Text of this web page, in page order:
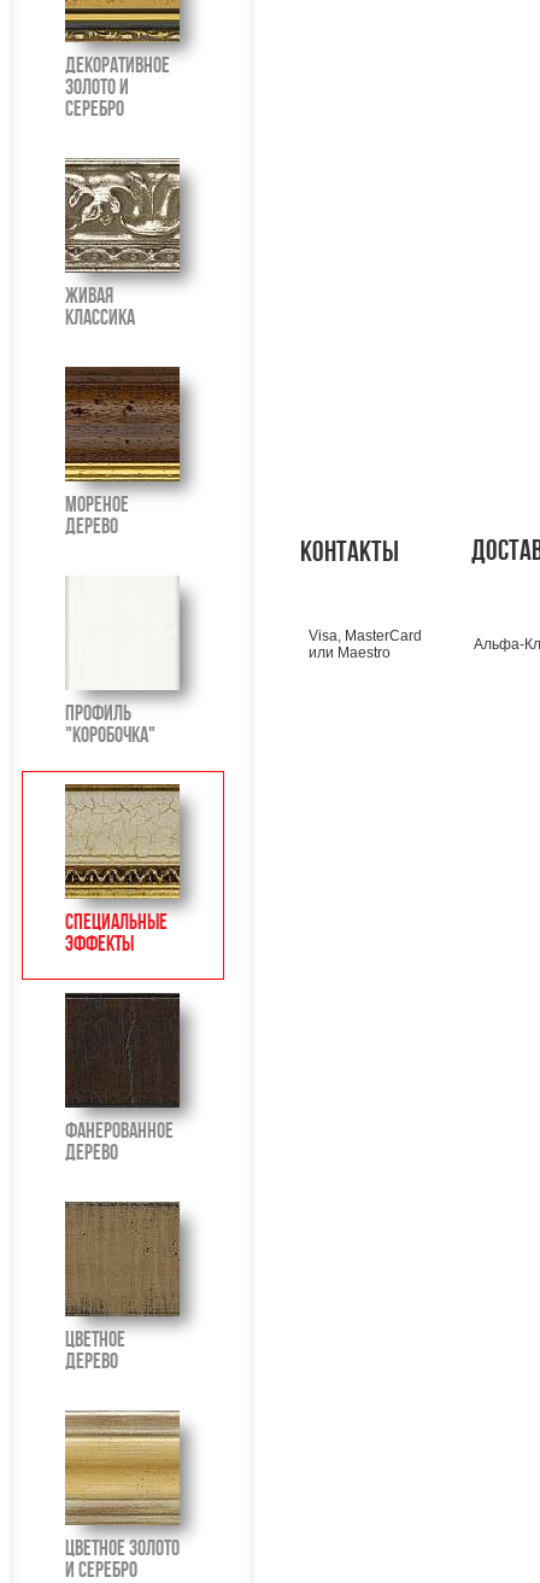
Декоративное
Золото И
Серебро
Живая
Классика
Мореное
Дерево
Профиль
"Коробочка"
Специальные
Эффекты
Фанерованное
Дерево
Цветное
Дерево
Цветное Золото
И Серебро
контакты
Visa, MasterCard
или Maestro
Альфа-